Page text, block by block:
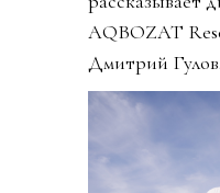
AQBOZAT
Дмитрий Гулов.